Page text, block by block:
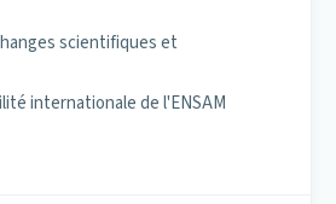
traduisent une volonté de
de double diplomation et
de mobilité structurée pour
scientifiques et
internationale de l'ENSAM